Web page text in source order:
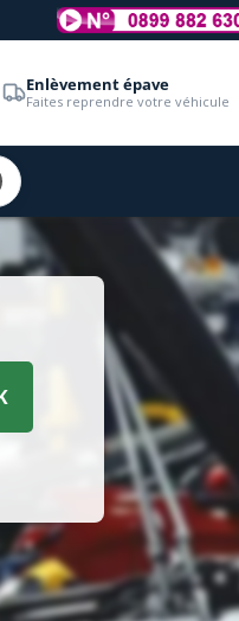
Enlèvement épave
Faites reprendre votre véhicule